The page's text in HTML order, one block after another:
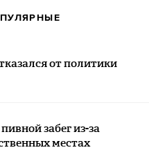
от политики
забег из-за
местах